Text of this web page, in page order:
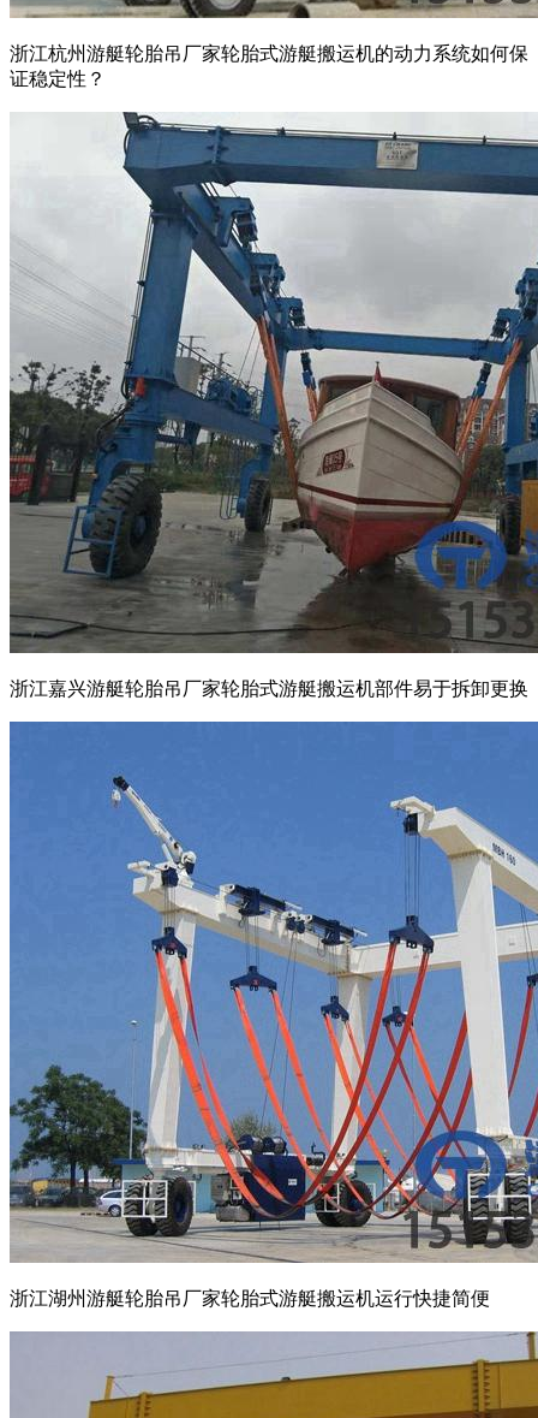
浙江杭州游艇轮胎吊厂家轮胎式游艇搬运机的动力系统如何保
证稳定性？
浙江嘉兴游艇轮胎吊厂家轮胎式游艇搬运机部件易于拆卸更换
浙江湖州游艇轮胎吊厂家轮胎式游艇搬运机运行快捷简便